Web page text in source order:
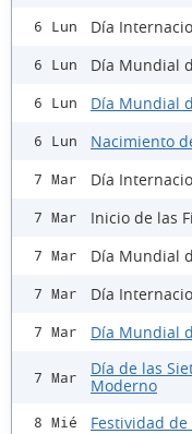
6 Lun Día
6 Lun Día Mundial
6 Lun Día Mundial
6 Lun Nacimiento
7 Mar Día
7 Mar Inicio de las
7 Mar Día Mundial
7 Mar Día
7 Mar Día Mundial
7 Mar
Día de las
Moderno
8 Mié Festividad